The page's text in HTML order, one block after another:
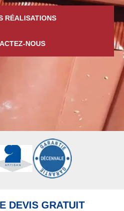
RÉALISATIONS
NOUS
DEVIS GRATUIT